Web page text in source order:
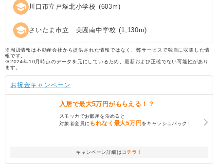
school 川口市立戸塚北小学校 (603m)
school さいたま市立 美園南中学校 (1,130m)
※周辺情報は不動産会社から提供された情報ではなく、弊サービスで独自に収集した情
報です。
※2024年10月時点のデータを元にしているため、最新および正確でない可能性があり
ます。
お祝金キャンペーン
入居で最大5万円がもらえる！？
スモッカでお部屋を決めると
対象者全員に もれなく最大5万円をキャッシュバック!
キャンペーン詳細はコチラ！